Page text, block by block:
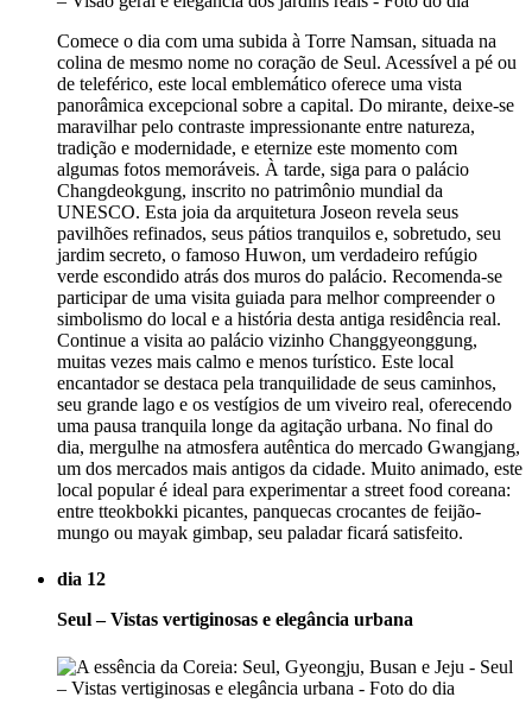
Comece o dia com uma subida à Torre Namsan, situada na
colina de mesmo nome no coração de Seul. Acessível a pé ou
de teleférico, este local emblemático oferece uma vista
panorâmica excepcional sobre a capital. Do mirante, deixe-se
maravilhar pelo contraste impressionante entre natureza,
tradição e modernidade, e eternize este momento com
algumas fotos memoráveis. À tarde, siga para o palácio
Changdeokgung, inscrito no patrimônio mundial da
UNESCO. Esta joia da arquitetura Joseon revela seus
pavilhões refinados, seus pátios tranquilos e, sobretudo, seu
jardim secreto, o famoso Huwon, um verdadeiro refúgio
verde escondido atrás dos muros do palácio. Recomenda-se
participar de uma visita guiada para melhor compreender o
simbolismo do local e a história desta antiga residência real.
Continue a visita ao palácio vizinho Changgyeonggung,
muitas vezes mais calmo e menos turístico. Este local
encantador se destaca pela tranquilidade de seus caminhos,
seu grande lago e os vestígios de um viveiro real, oferecendo
uma pausa tranquila longe da agitação urbana. No final do
dia, mergulhe na atmosfera autêntica do mercado Gwangjang,
um dos mercados mais antigos da cidade. Muito animado, este
local popular é ideal para experimentar a street food coreana:
entre tteokbokki picantes, panquecas crocantes de feijão-
mungo ou mayak gimbap, seu paladar ficará satisfeito.
dia 12
Seul – Vistas vertiginosas e elegância urbana